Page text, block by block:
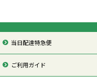
当日配達特急便
ご利用ガイド